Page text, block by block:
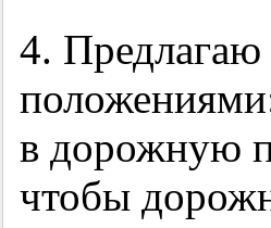
4.
в дорожную
чтобы